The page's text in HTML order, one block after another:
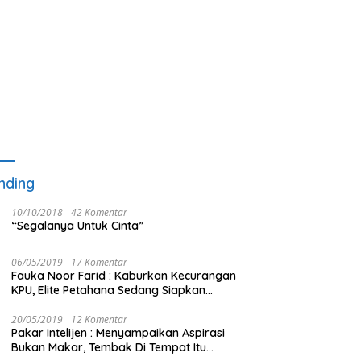
10/10/2018 42 Komentar
“Segalanya Untuk Cinta”
06/05/2019 17 Komentar
Fauka Noor Farid : Kaburkan Kecurangan
KPU, Elite Petahana Sedang Siapkan
20/05/2019 12 Komentar
Pakar Intelijen : Menyampaikan Aspirasi
Bukan Makar, Tembak Di Tempat Itu